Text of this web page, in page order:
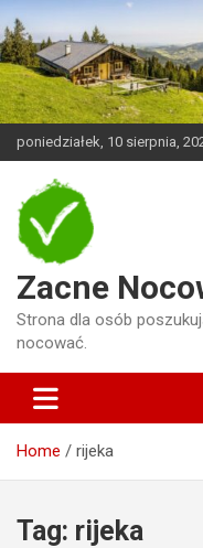
Skip
to
content
poniedziałek, 10 sierpnia,
Zacne
Strona dla osób
nocować.
Home rijeka
Tag: rijeka